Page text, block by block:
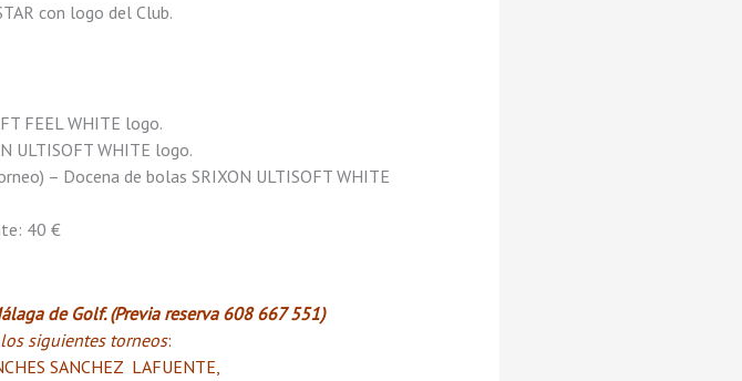
con logo del Club.
FEEL WHITE logo.
ULTISOFT WHITE logo.
– Docena de bolas SRIXON ULTISOFT WHITE
40 €
de Golf. (Previa reserva 608 667 551)
siguientes torneos:
SANCHEZ LAFUENTE,